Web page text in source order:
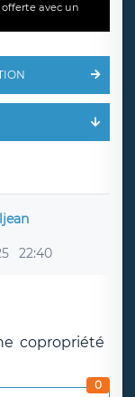
avec un
22:40
copropriété
0